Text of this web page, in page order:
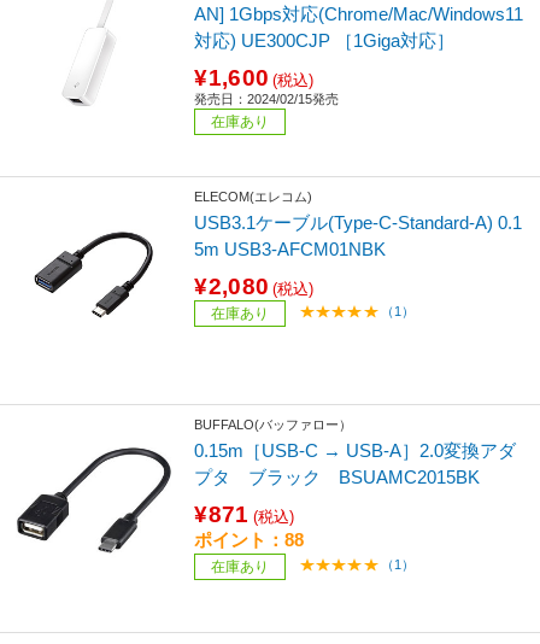
AN] 1Gbps対応(Chrome/Mac/Windows11
対応) UE300CJP ［1Giga対応］
¥1,600 (税込)
発売日：2024/02/15発売
在庫あり
ELECOM(エレコム)
USB3.1ケーブル(Type-C-Standard-A) 0.1
5m USB3-AFCM01NBK
¥2,080 (税込)
在庫あり （1）
BUFFALO(バッファロー）
0.15m［USB-C → USB-A］2.0変換アダ
プタ ブラック BSUAMC2015BK
¥871 (税込)
ポイント：88
在庫あり （1）